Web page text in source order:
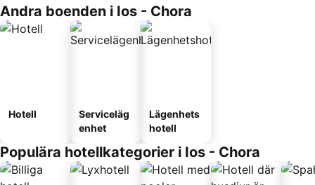
Andra boenden i Ios - Chora
Hotell
Serviceläg
enhet
Lägenhets
hotell
Populära hotellkategorier i Ios - Chora